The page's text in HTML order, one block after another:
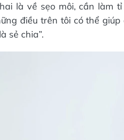
là về sẹo môi, cần làm
điều trên tôi có thể
sẻ chia”.